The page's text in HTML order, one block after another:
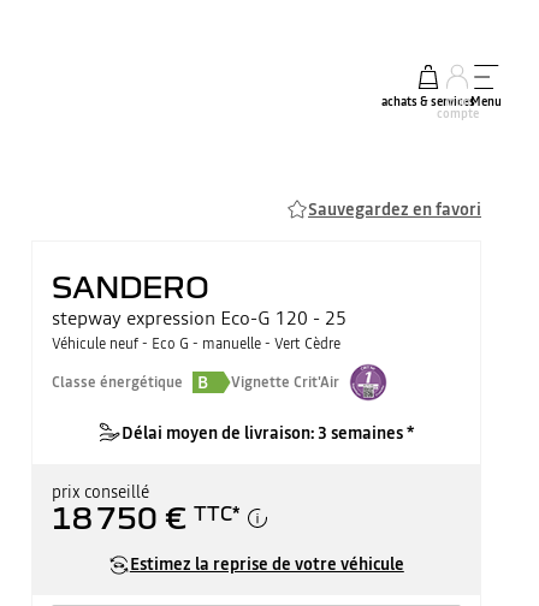
achats & services
mon
compte
Menu
Sauvegardez en favori
SANDERO
stepway expression Eco-G 120 - 25
Véhicule neuf - Eco G - manuelle - Vert Cèdre
Classe énergétique
B Vignette Crit'Air
Délai moyen de livraison: 3 semaines *
prix conseillé
18 750 € TTC*
Estimez la reprise de votre véhicule